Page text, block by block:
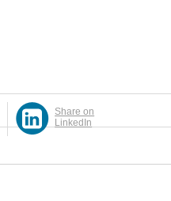
Share on
LinkedIn